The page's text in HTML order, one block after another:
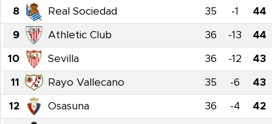
8 Real Sociedad 35 -1 44
9 Athletic Club 36 -13 44
10 Sevilla 36 -12 43
11 Rayo Vallecano 35 -6 43
12 Osasuna 36 -4 42